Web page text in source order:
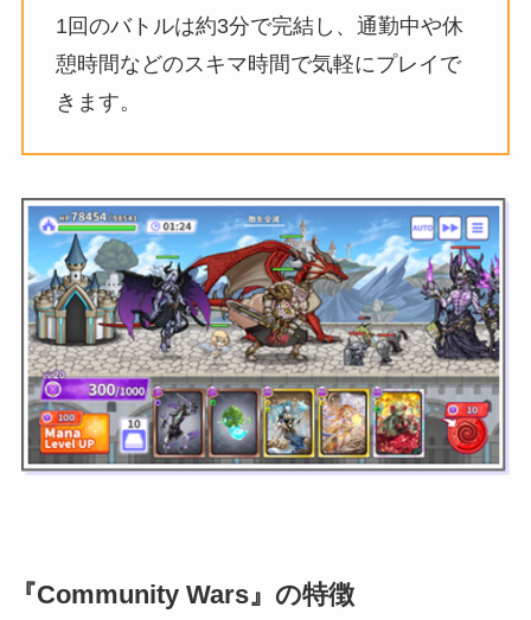
1回のバトルは約3分で完結し、通勤中や休
憩時間などのスキマ時間で気軽にプレイで
きます。
『Community Wars』の特徴